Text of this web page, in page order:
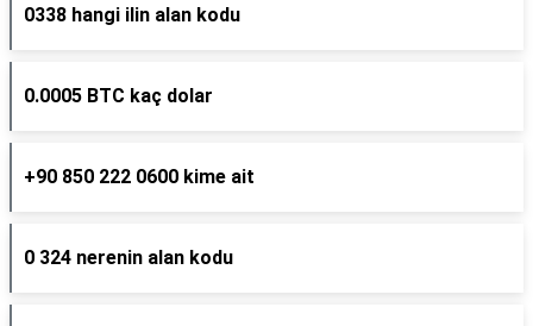
0338 hangi ilin alan kodu
0.0005 BTC kaç dolar
+90 850 222 0600 kime ait
0 324 nerenin alan kodu